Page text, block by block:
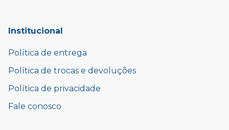
Institucional
Política de entrega
Política de trocas e devoluções
Política de privacidade
Fale conosco